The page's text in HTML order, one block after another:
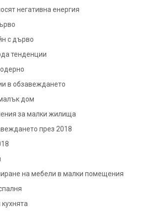
негативна енергия
с дърво
тенденции
в обзавеждането
дом
за малки жилища
през 2018
на мебели в малки помещения